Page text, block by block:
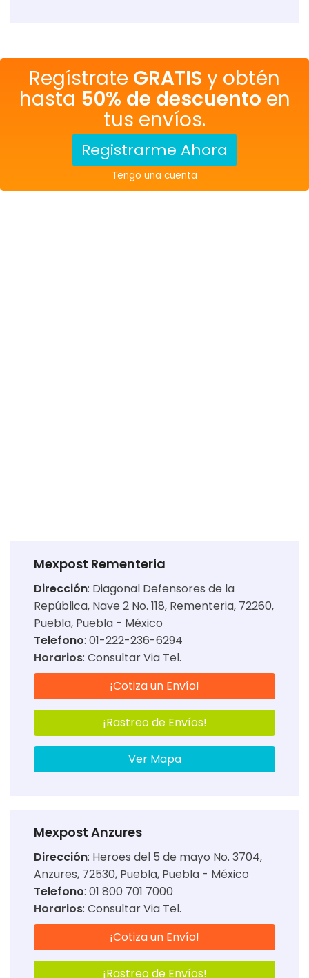
Regístrate GRATIS y obtén
hasta 50% de descuento en
tus envíos.
Registrarme Ahora
Tengo una cuenta
Mexpost Rementeria
Dirección: Diagonal Defensores de la
República, Nave 2 No. 118, Rementeria, 72260,
Puebla, Puebla - México
Telefono: 01-222-236-6294
Horarios: Consultar Via Tel.
¡Cotiza un Envío!
¡Rastreo de Envíos!
Ver Mapa
Mexpost Anzures
Dirección: Heroes del 5 de mayo No. 3704,
Anzures, 72530, Puebla, Puebla - México
Telefono: 01 800 701 7000
Horarios: Consultar Via Tel.
¡Cotiza un Envío!
¡Rastreo de Envíos!